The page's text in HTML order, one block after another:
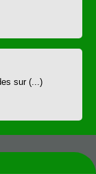
sur (...)